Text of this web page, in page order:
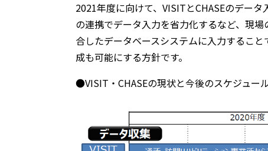
2021年度に向けて、VISITとCHASEのデー
の連携でデータ入力を省力化するなど、現
合したデータベースシステムに入力するこ
成も可能にする方針です。
●VISIT・CHASEの現状と今後のスケジュー